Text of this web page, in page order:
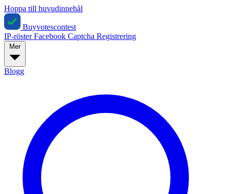
Hoppa till huvudinnehål
Buyvotescontest
IP-rösterFacebook Captcha Registrering
Mer
Blogg